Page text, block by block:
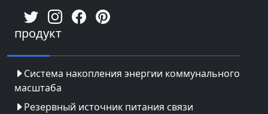
продукт
Система накопления энергии коммунального
масштаба
Резервный источник питания связи